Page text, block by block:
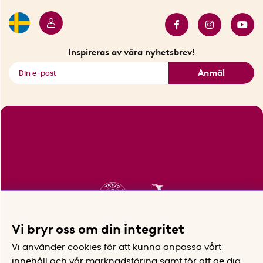
Inspireras av våra nyhetsbrev!
Anmäl
Vi bryr oss om din integritet
Vi använder cookies för att kunna anpassa vårt
innehåll och vår marknadsföring samt för att ge dig